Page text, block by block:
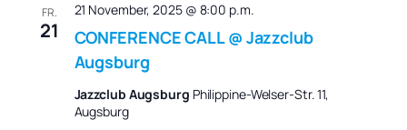
FR.
21
CONFERENCE CALL @ Jazzclub
Augsburg
21 November, 2025 @ 8:00 p.m.
Jazzclub Augsburg Philippine-Welser-Str. 11,
Augsburg